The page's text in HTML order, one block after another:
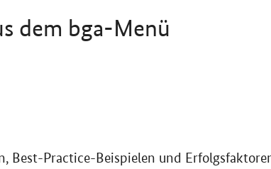
dem bga-Menü
Best-Practice-Beispielen und